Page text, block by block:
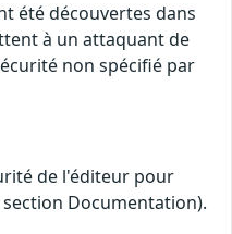
été découvertes dans
à un attaquant de
non spécifié par
de l'éditeur pour
Documentation).